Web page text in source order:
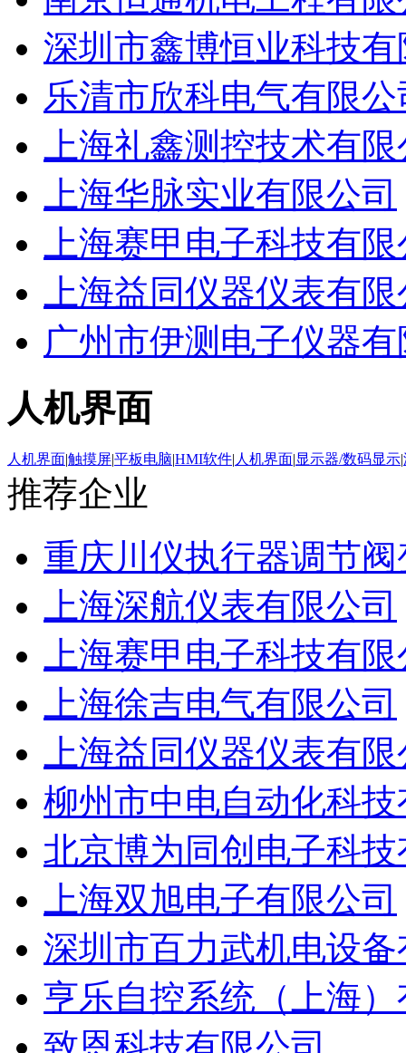
深圳市鑫博恒业科技
乐清市欣科电气有限公
上海礼鑫测控技术有
上海华脉实业有限公司
上海赛甲电子科技有
上海益同仪器仪表有
广州市伊测电子仪器
人机界面
人机界面|触摸屏|平板电脑|HMI软件| 人机界面|显示器/数码显示|
推荐企业
重庆川仪执行器调节
上海深航仪表有限公司
上海赛甲电子科技有
上海徐吉电气有限公司
上海益同仪器仪表有
柳州市中电自动化科
北京博为同创电子科
上海双旭电子有限公司
深圳市百力武机电设
亨乐自控系统（上海